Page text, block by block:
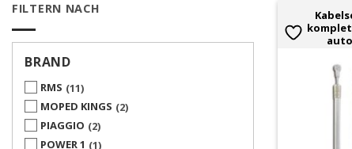
FILTERN NACH
BRAND
RMS 11
MOPED KINGS
2
PIAGGIO
2
POWER 1
1